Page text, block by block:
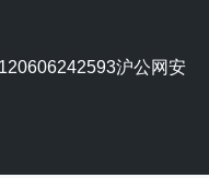
沪公网安